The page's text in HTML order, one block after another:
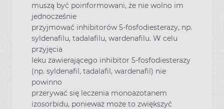
muszą być poinformowani, że nie wolno im
jednocześnie
przyjmować inhibitorów 5-fosfodiesterazy, np.
syldenafilu, tadalafilu, wardenafilu. W celu
przyjęcia
leku zawierającego inhibitor 5-fosfodiesterazy
(np. syldenafil, tadalafil, wardenafil) nie
powinno
przerywać się leczenia monoazotanem
izosorbidu, ponieważ może to zwiększyć